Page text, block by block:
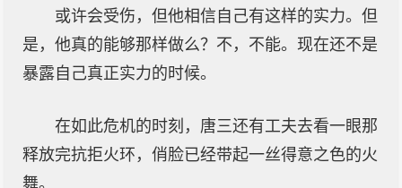
或许会受伤，但他相信自己有这样的实力。但
是，他真的能够那样做么？不，不能。现在还不是
暴露自己真正实力的时候。
在如此危机的时刻，唐三还有工夫去看一眼那
释放完抗拒火环，俏脸已经带起一丝得意之色的火
舞。